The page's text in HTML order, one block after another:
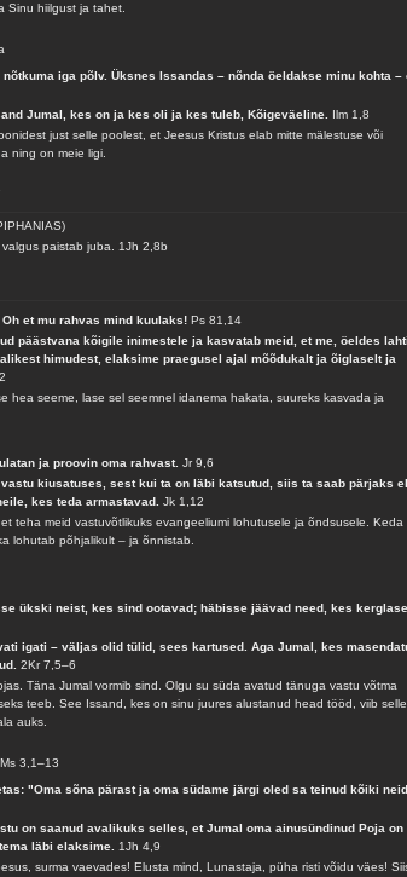
Sinu hiilgust ja tahet.
nõtkuma iga põlv. Üksnes Issandas – nõnda öeldakse minu kohta –
Jumal, kes on ja kes oli ja kes tuleb, Kõigeväeline. Ilm 1,8
just selle poolest, et Jeesus Kristus elab mitte mälestuse või
ning on meie ligi.
paistab juba. 1Jh 2,8b
Oh et mu rahvas mind kuulaks!Ps 81,14
päästvana kõigile inimestele ja kasvatab meid, et me, öeldes lahti
himudest, elaksime praegusel ajal mõõdukalt ja õiglaselt ja
hea seeme, lase sel seemnel idanema hakata, suureks kasvada ja
ja proovin oma rahvast.Jr 9,6
kiusatuses, sest kui ta on läbi katsutud, siis ta saab pärjaks
kes teda armastavad.Jk 1,12
teha meid vastuvõtlikuks evangeeliumi lohutusele ja õndsusele. Keda
lohutab põhjalikult – ja õnnistab.
ükski neist, kes sind ootavad; häbisse jäävad need, kes
igati – väljas olid tülid, sees kartused. Aga Jumal, kes
2Kr 7,5–6
Täna Jumal vormib sind. Olgu su süda avatud tänuga vastu võtma
teeb. See Issand, kes on sinu juures alustanud head tööd, viib selle
auks.
3,1–13
"Oma sõna pärast ja oma südame järgi oled sa teinud kõiki neid
on saanud avalikuks selles, et Jumal oma ainusündinud Poja on
läbi elaksime. 1Jh 4,9
surma vaevades! Elusta mind, Lunastaja, püha risti võidu väes!